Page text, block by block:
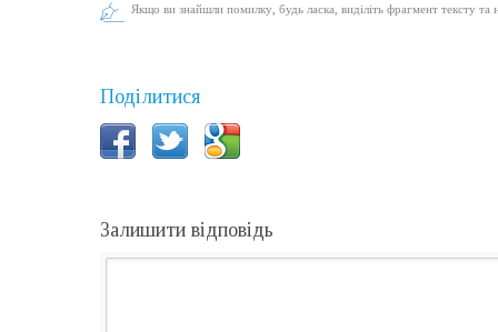
Якщо ви знайшли помилку, будь ласка, виділіть фрагмент тексту та
Поділитися
Залишити відповідь